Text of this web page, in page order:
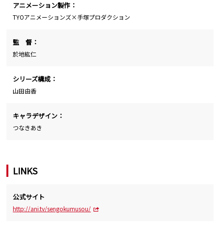
アニメーション製作：
TYOアニメーションズ×手塚プロダクション
監 督：
於地紘仁
シリーズ構成：
山田由香
キャラデザイン：
つなきあき
LINKS
公式サイト
http://ani.tv/sengokumusou/